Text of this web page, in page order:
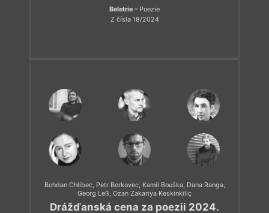
Beletrie – Poezie
Z čísla 18/2024
Bohdan Chlíbec, Petr Borkovec, Kamil Bouška, Dana Ranga,
Georg Leß, Ozan Zakariya Keskinkiliç
Drážďanská cena za poezii 2024.